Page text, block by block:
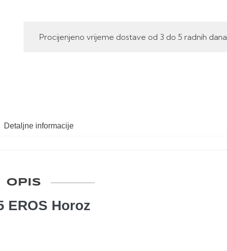
Procijenjeno vrijeme dostave od 3 do 5 radnih dana.
Detaljne informacije
OPIS
Horoz